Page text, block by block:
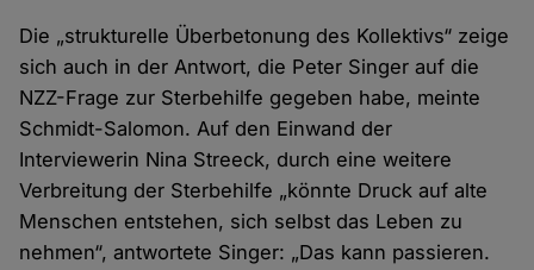
Die „strukturelle Überbetonung des Kollektivs“ zeige
sich auch in der Antwort, die Peter Singer auf die
NZZ-Frage zur Sterbehilfe gegeben habe, meinte
Schmidt-Salomon. Auf den Einwand der
Interviewerin Nina Streeck, durch eine weitere
Verbreitung der Sterbehilfe „könnte Druck auf alte
Menschen entstehen, sich selbst das Leben zu
nehmen“, antwortete Singer: „Das kann passieren.